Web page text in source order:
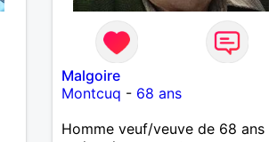
Malgoire
Montcuq - 68 ans
Homme veuf/veuve de 68 ans